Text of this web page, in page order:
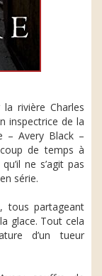
rivière Charles
inspectrice de la
– Avery Black –
de temps à
ne s’agit pas
série.
tous partageant
glace. Tout cela
d’un tueur